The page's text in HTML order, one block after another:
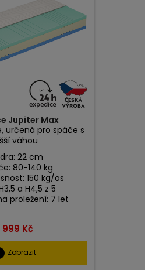
Jupiter Max
určená pro spáče s
váhou
22 cm
80-140 kg
150 kg/os
a H4,5 z 5
proležení: 7 let
999 Kč
Zobrazit